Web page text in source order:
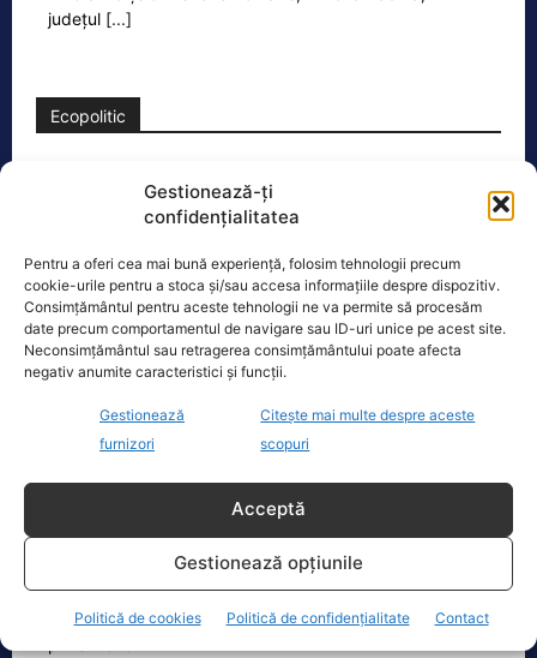
Gestionează-ți
confidențialitatea
Pentru a oferi cea mai bună experiență, folosim tehnologii precum
cookie-urile pentru a stoca și/sau accesa informațiile despre dispozitiv.
Consimțământul pentru aceste tehnologii ne va permite să procesăm
date precum comportamentul de navigare sau ID-uri unice pe acest site.
Neconsimțământul sau retragerea consimțământului poate afecta
negativ anumite caracteristici și funcții.
Gestionează
furnizori
Citește mai multe despre aceste
scopuri
Acceptă
Gestionează opțiunile
Politică de cookies Politică de confidențialitate Contact
județul [...]
Ecopolitic
vremurile comunismului; probabil, în…
Invitat la Marius Tucă Show, Ion
Cristoiu susține că măsurile anunțate
de Ilie Bolojan privind reducerea
consumului de energie electrică[...]
Oficiul de Știri
Copil din Reghin, salvat după ce și-a prins mâna în
Un copil de doar 2 ani din Reghin a
trecut printr-un moment dramatic,
vineri, după ce și-a prins mâna